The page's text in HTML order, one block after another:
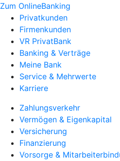
Zum OnlineBanking
Privatkunden
Firmenkunden
VR PrivatBank
Banking & Verträge
Meine Bank
Service & Mehrwerte
Karriere
Zahlungsverkehr
Vermögen & Eigenkapital
Versicherung
Finanzierung
Vorsorge &